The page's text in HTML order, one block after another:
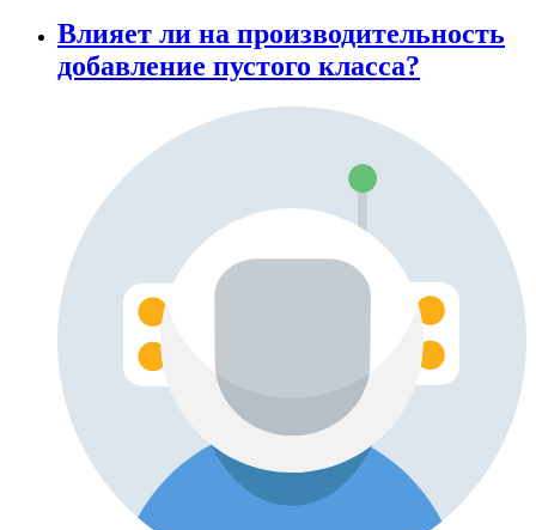
Влияет ли на производительность
добавление пустого класса?